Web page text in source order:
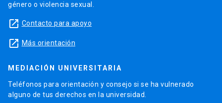
género o violencia sexual.
launch Contacto para apoyo
launch Más orientación
MEDIACIÓN UNIVERSITARIA
Teléfonos para orientación y consejo si se ha vulnerado
alguno de tus derechos en la universidad.